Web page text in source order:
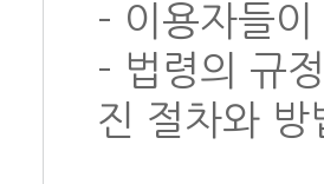
- 이용자들
- 법령의 규
진 절차와 방